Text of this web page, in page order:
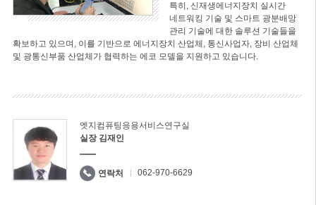
특히, 신재생에너지장치 실시간
네트워킹 기술 및 스마트 광분배망
관리 기술에 대한 솔루션 기술들을
확보하고 있으며, 이를 기반으로 에너지장치 산업체, 통신사업자, 장비 산업체
및 광통신부품 산업체가 협력하는 에코 모델을 지원하고 있습니다.
엣지컴퓨팅응용서비스연구실
실장 김재인
연락처 062-970-6629